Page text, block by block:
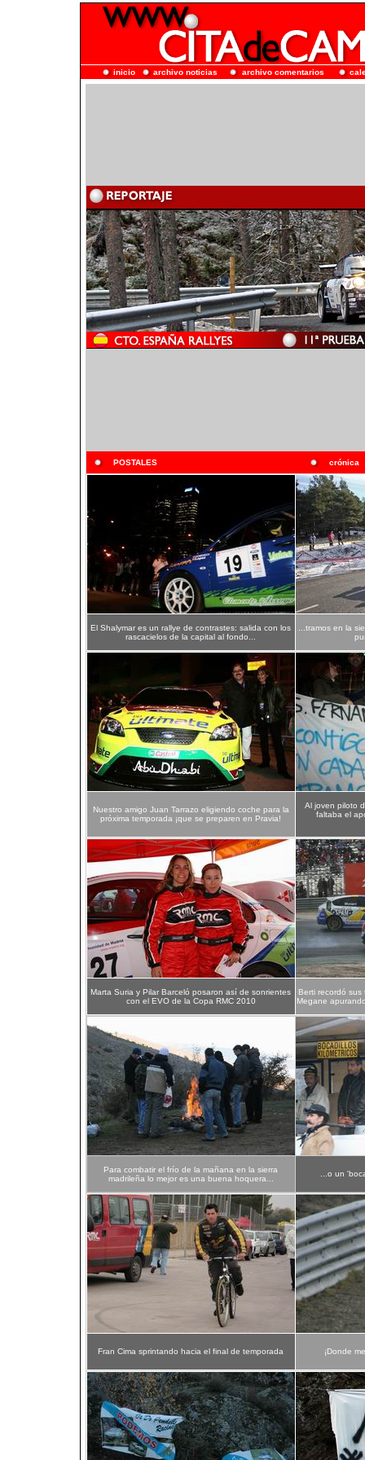
inicio archivo noticias archivo comentarios
POSTALES crónica
El Shalymar es un rallye de contrastes: salida con los
rascacielos de la capital al fondo...
...tramos en la
Nuestro amigo Juan Tarrazo eligiendo coche para la
próxima temporada ¡que se preparen en Pravia!
Al joven piloto
faltaba el
Marta Suria y Pilar Barceló posaron así de sonrientes
con el EVO de la Copa RMC 2010
Berti recordó
Megane
Para combatir el frío de la mañana en la sierra
madrileña lo mejor es una buena hoquera...
...o un
Fran Cima sprintando hacia el final de temporada ¡Donde